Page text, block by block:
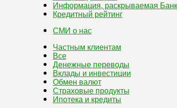
Информация, раскрываемая
Кредитный рейтинг
СМИ о нас
Частным клиентам
Все
Денежные переводы
Вклады и инвестиции
Обмен валют
Страховые продукты
Ипотека и кредиты